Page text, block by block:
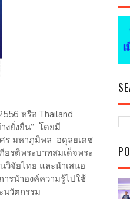
หรือ Thailand
งยั่งยืน” โดยมี
มหาภูมิพล อดุลยเดช
ยรติพระบาทสมเด็จพระ
วิจัยไทย และนำเสนอ
รนำองค์ความรู้ไปใช้
นวัตกรรม